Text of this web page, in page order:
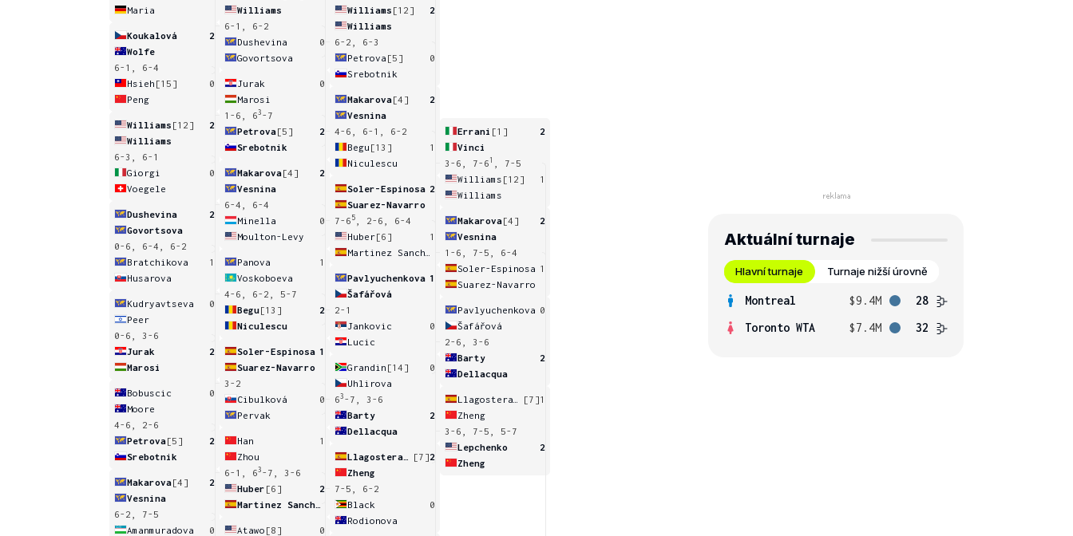
Maria
Koukalová
2
Wolfe
6-1, 6-4
Hsieh [15]
0
Peng
Williams [12]
2
Williams
6-3, 6-1
Giorgi
0
Voegele
Dushevina
2
Govortsova
0-6, 6-4, 6-2
Bratchikova
1
Husarova
Kudryavtseva
0
Peer
0-6, 3-6
Jurak
2
Marosi
Bobuscic
0
Moore
4-6, 2-6
Petrova[5]
2
Srebotnik
Makarova[4]
2
Vesnina
6-2, 7-5
Amanmuradova
0
Williams
6-1, 6-2
Dushevina
0
Govortsova
Jurak
0
Marosi
1-6, 63 -7
Petrova[5]
2
Srebotnik
Makarova[4]
2
Vesnina
6-4, 6-4
Minella
0
Moulton-Levy
Panova
1
Voskoboeva
4-6, 6-2, 5-7
Begu[13]
2
Niculescu
Soler-Espinosa 1
Suarez-Navarro
3-2
Cibulková
0
Pervak
Han
1
Zhou
6-1, 63 -7, 3-6
Huber [6]
2
Atawo [8]
0
Williams [12]
2
Williams
6-2, 6-3
Petrova [5]
0
Srebotnik
Makarova[4]
2
Vesnina
4-6, 6-1, 6-2
Begu [13]
1
Niculescu
Soler-Espinosa 2
Suarez-Navarro
7-6 5
, 2-6, 6-4
Huber[6]
1
Pavlyuchenkova 1
Šafářová
2-1
Jankovic
0
Lucic
Grandin [14]
0
Uhlirova
63 -7, 3-6
Barty
2
Dellacqua
[7]2
Zheng
7-5, 6-2
Black
0
Rodionova
Errani [1]
2
Vinci
3-6, 7-6 1
, 7-5
Williams [12]
1
Williams
Makarova[4]
2
Vesnina
1-6, 7-5, 6-4
Soler-Espinosa 1
Suarez-Navarro
Pavlyuchenkova 0
Šafářová
2-6, 3-6
Barty
2
Dellacqua
[7]1
Zheng
3-6, 7-5, 5-7
Lepchenko
2
Zheng
Aktuální turnaje
Hlavní turnaje Turnaje nižší úrovně
Montreal $9.4M
28
Toronto WTA
$7.4M 32